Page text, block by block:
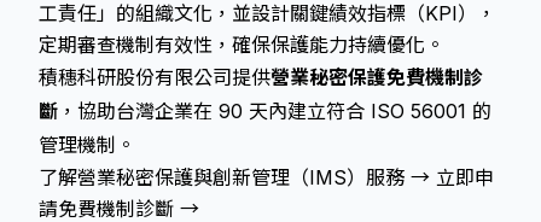
工責任」的組織文化，並設計關鍵績效指標（KPI），
定期審查機制有效性，確保保護能力持續優化。
積穗科研股份有限公司提供營業秘密保護免費機制診
斷 ，協助台灣企業在 90 天內建立符合 ISO 56001 的
管理機制。
了解營業秘密保護與創新管理（IMS）服務 → 立即申
請免費機制診斷 →